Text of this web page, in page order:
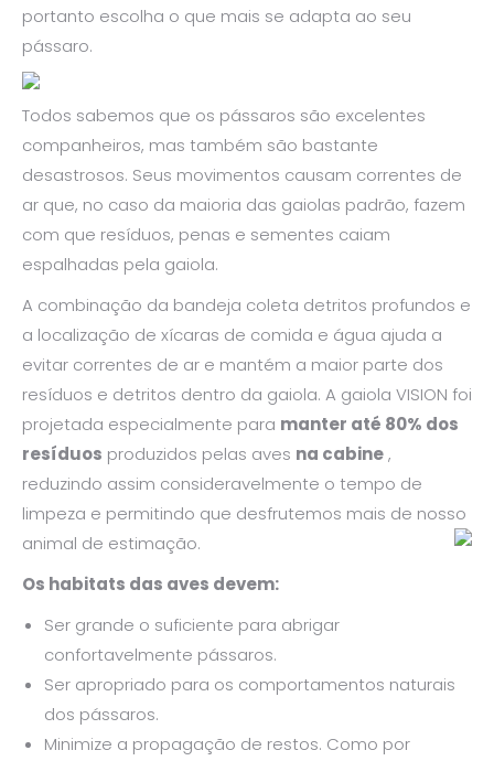
portanto escolha o que mais se adapta ao seu
pássaro.
Todos sabemos que os pássaros são excelentes
companheiros, mas também são bastante
desastrosos. Seus movimentos causam correntes de
ar que, no caso da maioria das gaiolas padrão, fazem
com que resíduos, penas e sementes caiam
espalhadas pela gaiola.
A combinação da bandeja coleta detritos profundos e
a localização de xícaras de comida e água ajuda a
evitar correntes de ar e mantém a maior parte dos
resíduos e detritos dentro da gaiola. A gaiola VISION foi
projetada especialmente para manter até 80% dos
resíduos produzidos pelas aves na cabine,
reduzindo assim consideravelmente o tempo de
limpeza e permitindo que desfrutemos mais de nosso
animal de estimação.
Os habitats das aves devem:
Ser grande o suficiente para abrigar
confortavelmente pássaros.
Ser apropriado para os comportamentos naturais
dos pássaros.
Minimize a propagação de restos. Como por